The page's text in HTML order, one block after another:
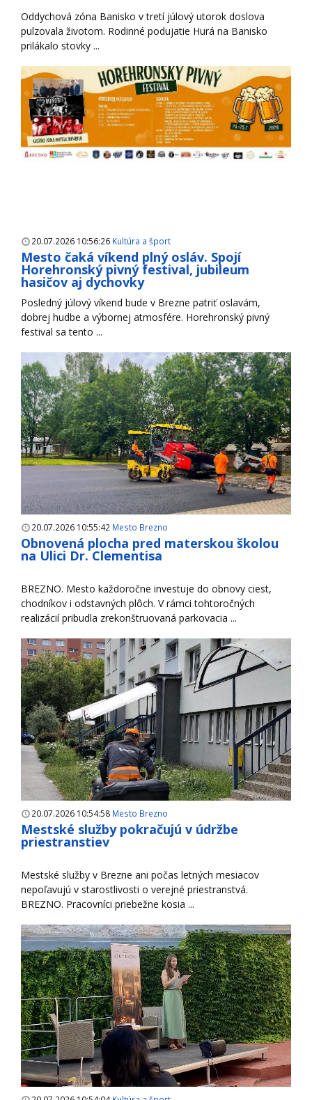
Oddychová zóna Banisko v tretí júlový utorok doslova
pulzovala životom. Rodinné podujatie Hurá na Banisko
prilákalo stovky ...
20.07.2026 10:56:26 Kultúra a šport
Mesto čaká víkend plný osláv. Spojí
Horehronský pivný festival, jubileum
hasičov aj dychovky
Posledný júlový víkend bude v Brezne patriť oslavám,
dobrej hudbe a výbornej atmosfére. Horehronský pivný
festival sa tento ...
20.07.2026 10:55:42 Mesto Brezno
Obnovená plocha pred materskou školou
na Ulici Dr. Clementisa
BREZNO. Mesto každoročne investuje do obnovy ciest,
chodníkov i odstavných plôch. V rámci tohtoročných
realizácií pribudla zrekonštruovaná parkovacia ...
20.07.2026 10:54:58 Mesto Brezno
Mestské služby pokračujú v údržbe
priestranstiev
Mestské služby v Brezne ani počas letných mesiacov
nepoľavujú v starostlivosti o verejné priestranstvá.
BREZNO. Pracovníci priebežne kosia ...